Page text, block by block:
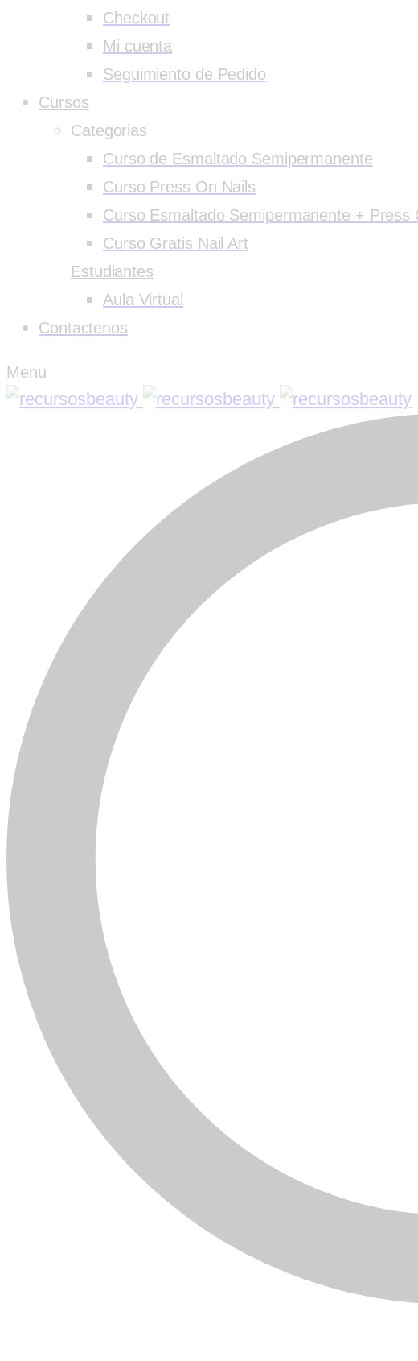
Checkout
Mi cuenta
Seguimiento de Pedido
Cursos
Categorias
Curso de Esmaltado Semipermanente
Curso Press On Nails
Curso Esmaltado Semipermanente + Press
Curso Gratis Nail Art
Estudiantes
Aula Virtual
Contactenos
Menu